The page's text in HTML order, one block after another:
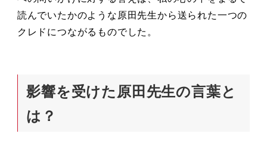
読んでいたかのような原田先生から送られた一つの
クレドにつながるものでした。
影響を受けた原田先生の言葉と
は？